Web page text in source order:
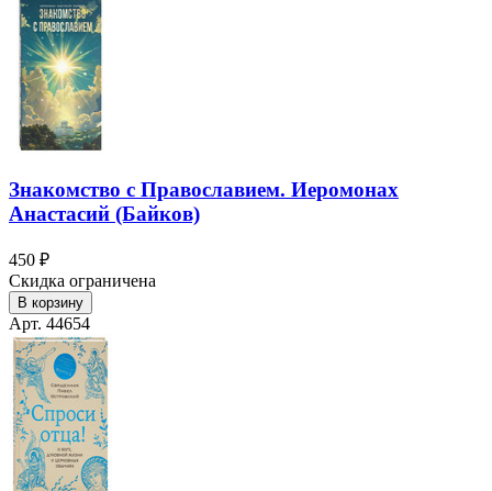
Знакомство с Православием. Иеромонах
Анастасий (Байков)
450 ₽
Скидка ограничена
В корзину
Арт. 44654